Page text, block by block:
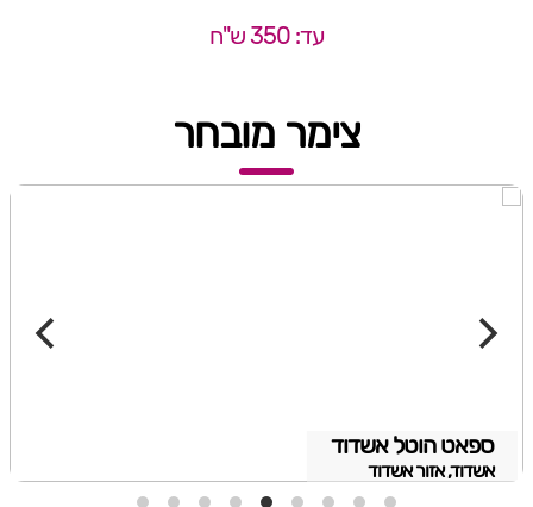
עד: 350 ש"ח
צימר מובחר
ספאט הוטל אשדוד
אשדוד, אזור אשדוד